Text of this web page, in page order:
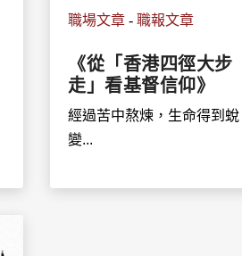
職場文章 -職報文章
《從「香港四徑大步
走」看基督信仰》
經過苦中熬煉，生命得到蛻
變...